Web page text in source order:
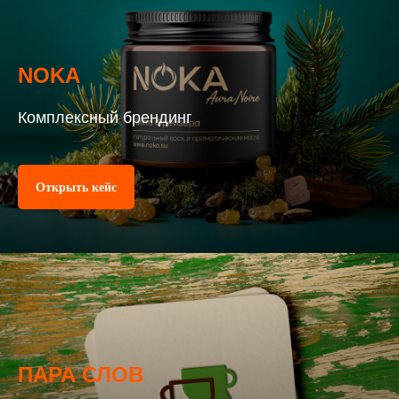
NOKA
Комплексный брендинг
Открыть кейс
ПАРА СЛОВ
Больше работ
Санкт-Петербург
+7 (812) 718-2118
Дежурим на телефоне
artdirector@artgroove.ru
career@artgroove.ru
Резюме и отклики на вакансии